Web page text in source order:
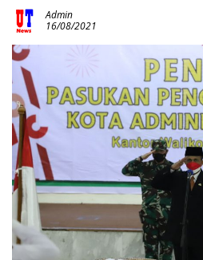
Admin
16/08/2021